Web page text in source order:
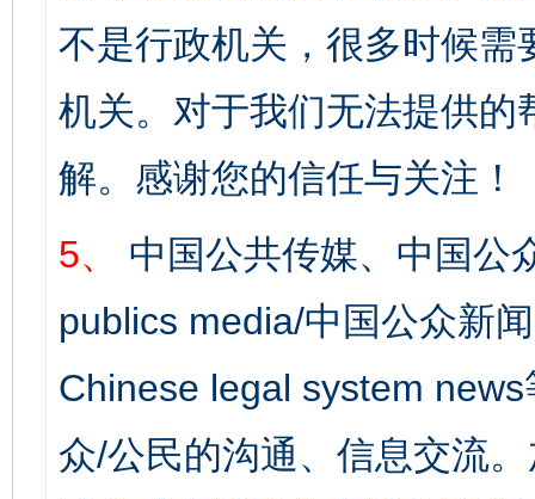
不是行政机关，很多时候
机关。对于我们无法提供
解。感谢您的信任与关注！
5、
中国公共传媒、中国公
publics media/中国公众新
Chinese legal system
众/公民的沟通、信息交流